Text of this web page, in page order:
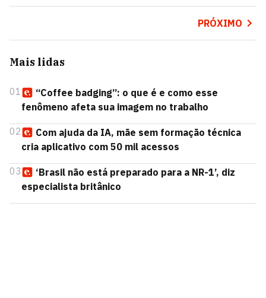
PRÓXIMO
Mais lidas
01
“Coffee badging”: o que é e como esse
fenômeno afeta sua imagem no trabalho
02
Com ajuda da IA, mãe sem formação técnica
cria aplicativo com 50 mil acessos
03
‘Brasil não está preparado para a NR-1’, diz
especialista britânico